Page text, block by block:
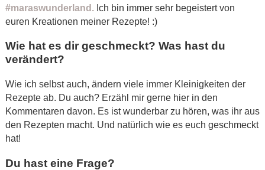
#maraswunderland.Ich bin immer sehr begeistert von
euren Kreationen meiner Rezepte! :)
Wie hat es dir geschmeckt? Was hast du
verändert?
Wie ich selbst auch, ändern viele immer Kleinigkeiten der
Rezepte ab. Du auch? Erzähl mir gerne hier in den
Kommentaren davon. Es ist wunderbar zu hören, was ihr aus
den Rezepten macht. Und natürlich wie es euch geschmeckt
hat!
Du hast eine Frage?